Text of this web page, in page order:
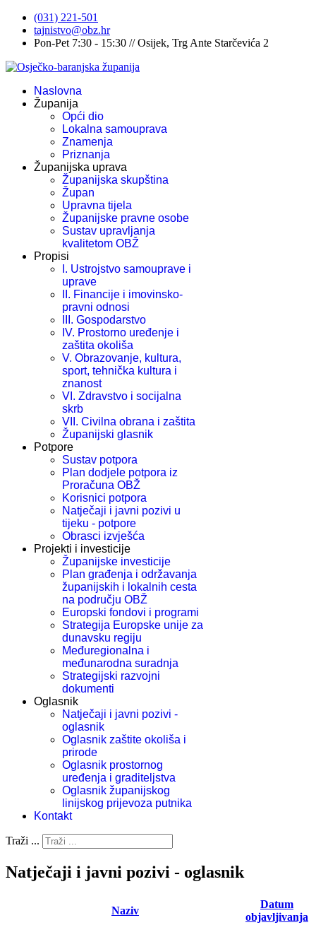
(031) 221-501
tajnistvo@obz.hr
Pon-Pet 7:30 - 15:30 // Osijek, Trg Ante Starčevića 2
Naslovna
Županija
Opći dio
Lokalna samouprava
Znamenja
Priznanja
Županijska uprava
Županijska skupština
Župan
Upravna tijela
Županijske pravne osobe
Sustav upravljanja
kvalitetom OBŽ
Propisi
I. Ustrojstvo samouprave i
uprave
II. Financije i imovinsko-
pravni odnosi
III. Gospodarstvo
IV. Prostorno uređenje i
zaštita okoliša
V. Obrazovanje, kultura,
sport, tehnička kultura i
znanost
VI. Zdravstvo i socijalna
skrb
VII. Civilna obrana i zaštita
Županijski glasnik
Potpore
Sustav potpora
Plan dodjele potpora iz
Proračuna OBŽ
Korisnici potpora
Natječaji i javni pozivi u
tijeku - potpore
Obrasci izvješća
Projekti i investicije
Županijske investicije
Plan građenja i održavanja
županijskih i lokalnih cesta
na području OBŽ
Europski fondovi i programi
Strategija Europske unije za
dunavsku regiju
Međuregionalna i
međunarodna suradnja
Strategijski razvojni
dokumenti
Oglasnik
Natječaji i javni pozivi -
oglasnik
Oglasnik zaštite okoliša i
prirode
Oglasnik prostornog
uređenja i graditeljstva
Oglasnik županijskog
linijskog prijevoza putnika
Kontakt
Traži ...
Natječaji i javni pozivi - oglasnik
Naziv
Datum
objavljivanja